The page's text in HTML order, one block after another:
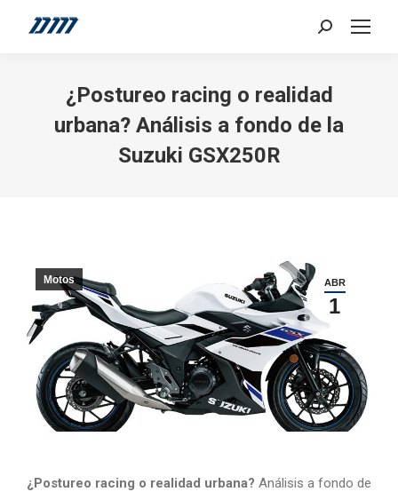
Search:
¿Postureo racing o realidad
urbana? Análisis a fondo de la
Suzuki GSX250R
ABR
1
Motos
¿Postureo racing o realidad urbana? Análisis a fondo de